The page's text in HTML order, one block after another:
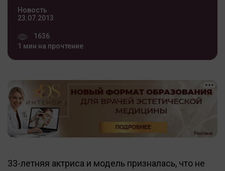
Новость
23.07.2013
1636
1 мин на прочтение
33-летняя актриса и модель призналась, что не